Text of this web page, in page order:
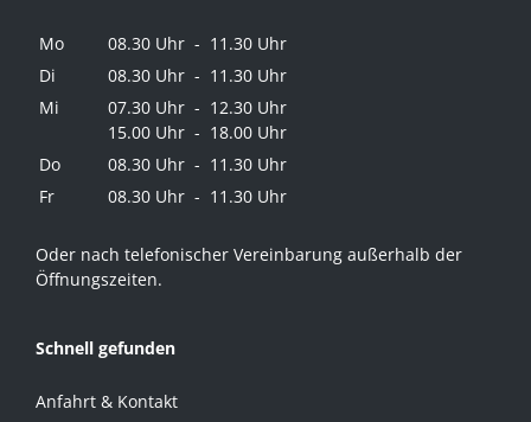
Mo
08.30 Uhr - 11.30 Uhr
Di
08.30 Uhr - 11.30 Uhr
Mi
07.30 Uhr - 12.30 Uhr
15.00 Uhr - 18.00 Uhr
Do
08.30 Uhr - 11.30 Uhr
Fr
08.30 Uhr - 11.30 Uhr
Oder nach telefonischer Vereinbarung außerhalb der
Öffnungszeiten.
Schnell gefunden
Anfahrt & Kontakt